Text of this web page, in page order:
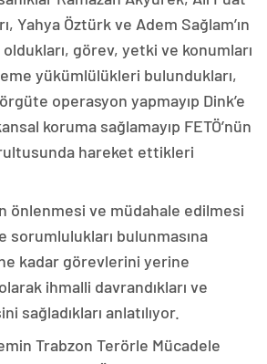
Yahya Öztürk ve Adem Sağlam’ın
görev, yetki ve konumları
yükümlülükleri bulundukları,
operasyon yapmayıp Dink’e
koruma sağlamayıp FETÖ’nün
hareket ettikleri
önlenmesi ve müdahale edilmesi
sorumlulukları bulunmasına
kadar görevlerini yerine
ihmalli davrandıkları ve
sağladıkları anlatılıyor.
Trabzon Terörle Mücadele